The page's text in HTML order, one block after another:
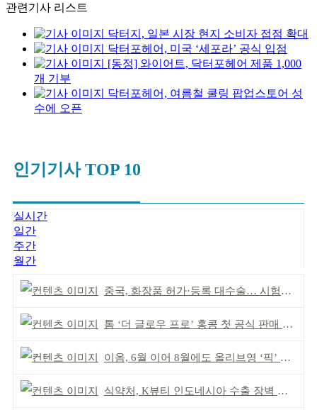
관련기사 리스트
닥터지, 일본 시장 현지 소비자 접점 확대
닥터포헤어, 미국 ‘세포라’ 공식 입점
[동정] 와이어트, 닥터포헤어 제품 1,000
개 기부
닥터포헤어, 여름철 쿨링 팝업스토어 성
수에 오픈
인기기사 TOP 10
실시간
일간
주간
월간
중국, 화장품 허가·등록 대수술… 시험자료 공용 허용
톰 ‘더 글로우 프로’ 홍콩 첫 공식 판매 완판
이옴, 6월 이어 8월에도 올리브영 ‘픽’ 선정
식약처, K뷰티 인도네시아 수출 장벽 완화 성과